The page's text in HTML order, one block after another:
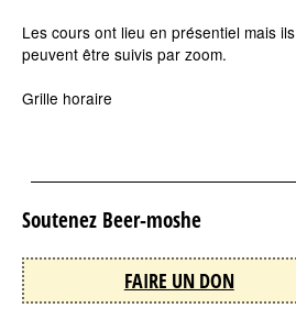
Les cours ont lieu en présentiel mais ils
peuvent être suivis par zoom.
Grille horaire
Soutenez Beer-moshe
FAIRE UN DON